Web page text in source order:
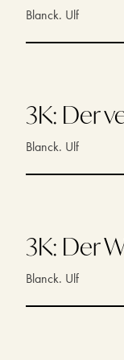
Blanck. Ulf
3K: Der
Blanck. Ulf
3K: Der
Blanck. Ulf